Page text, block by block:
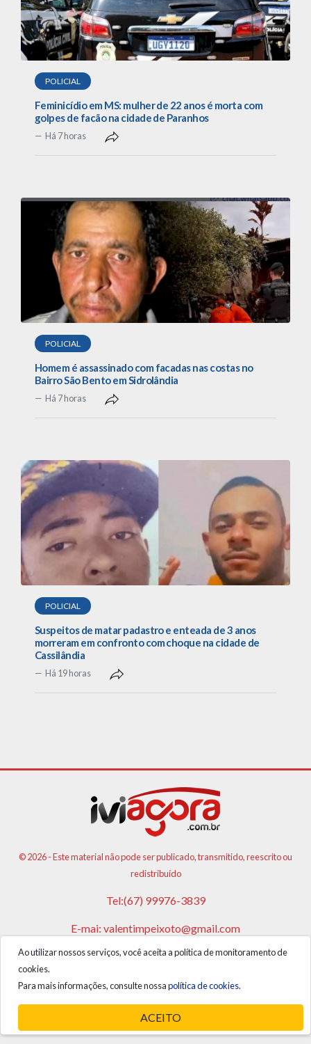
POLICIAL
Feminicídio em MS: mulher de 22 anos é morta com
golpes de facão na cidade de Paranhos
Há 7 horas
POLICIAL
Homem é assassinado com facadas nas costas no
Bairro São Bento em Sidrolândia
Há 7 horas
POLICIAL
Suspeitos de matar padastro e enteada de 3 anos
morreram em confronto com choque na cidade de
Cassilândia
Há 19 horas
Ao utilizar nossos serviços, você aceita a política de monitoramento de
cookies.
Para mais informações, consulte nossapolítica de cookies.
ACEITO
© 2026 - Este material não pode ser publicado, transmitido, reescrito ou
redistribuído
Tel:(67) 99976-3839
E-mai: valentimpeixoto@gmail.com
VPA AGENCIA DE PUBLICIDADES E NOTICIAS LTDA